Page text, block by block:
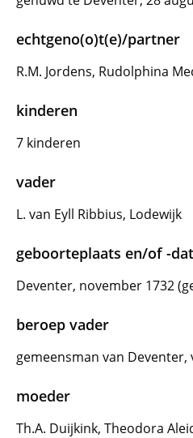
echtgeno(o)t(e)/partner
R.M. Jordens, Rudolphina
kinderen
7 kinderen
vader
L. van Eyll Ribbius, Lodewijk
geboorteplaats en/of -
Deventer, november 1732
beroep vader
gemeensman van Deventer,
moeder
Th.A. Duijkink, Theodora